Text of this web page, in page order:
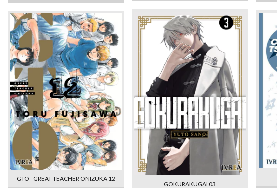
GTO - GREAT TEACHER ONIZUKA 12
GOKURAKUGAI 03